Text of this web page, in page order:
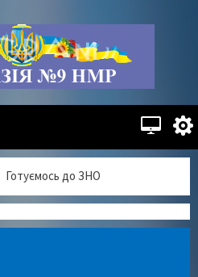
Готуємось до ЗНО